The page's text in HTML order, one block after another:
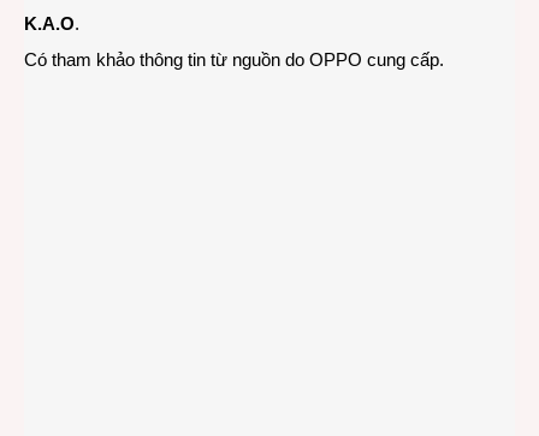
K.A.O.
Có tham khảo thông tin từ nguồn do OPPO cung cấp.